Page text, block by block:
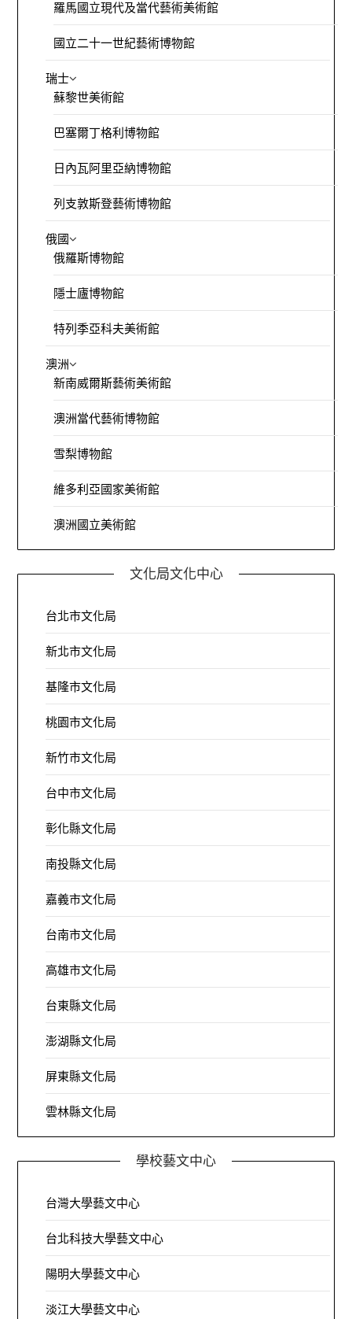
羅馬國立現代及當代藝術美術館
國立二十一世紀藝術博物館
瑞士
蘇黎世美術館
巴塞爾丁格利博物館
日內瓦阿里亞納博物館
列支敦斯登藝術博物館
俄國
俄羅斯博物館
隱士廬博物館
特列季亞科夫美術館
澳洲
新南威爾斯藝術美術館
澳洲當代藝術博物館
雪梨博物館
維多利亞國家美術館
澳洲國立美術館
文化局文化中心
台北市文化局
新北市文化局
基隆市文化局
桃園市文化局
新竹市文化局
台中市文化局
彰化縣文化局
南投縣文化局
嘉義市文化局
台南市文化局
高雄市文化局
台東縣文化局
澎湖縣文化局
屏東縣文化局
雲林縣文化局
學校藝文中心
台灣大學藝文中心
台北科技大學藝文中心
陽明大學藝文中心
淡江大學藝文中心